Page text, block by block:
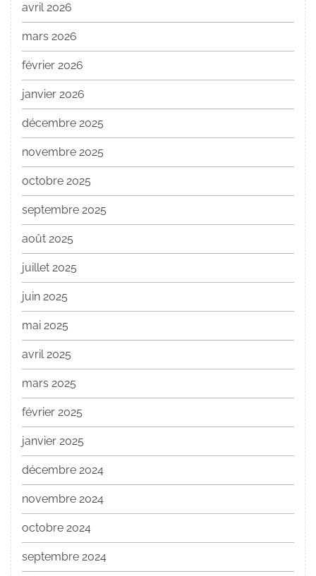
avril 2026
mars 2026
février 2026
janvier 2026
décembre 2025
novembre 2025
octobre 2025
septembre 2025
août 2025
juillet 2025
juin 2025
mai 2025
avril 2025
mars 2025
février 2025
janvier 2025
décembre 2024
novembre 2024
octobre 2024
septembre 2024